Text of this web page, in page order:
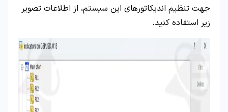
جهت تنظیم اندیکاتورهای این سیستم، از اطلاعات تصویر
زیر استفاده کنید.